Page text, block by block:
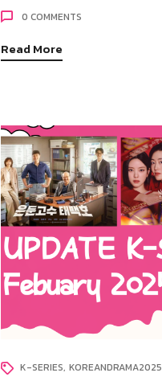
0 COMMENTS
Read More
K-SERIES KOREANDRAMA2025